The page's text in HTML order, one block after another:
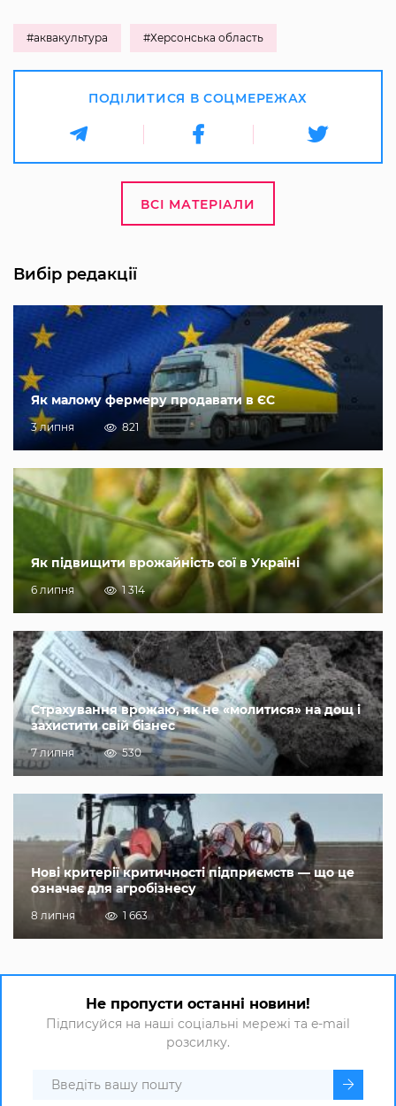
#аквакультура #Херсонська область
ПОДІЛИТИСЯ В СОЦМЕРЕЖАХ
ВСІ МАТЕРІАЛИ
Вибір редакції
Як малому фермеру продавати в ЄС
3 липня 821
Як підвищити врожайність сої в Україні
6 липня 1 314
Страхування врожаю, як не «молитися» на дощ і
захистити свій бізнес
7 липня 530
Нові критерії критичності підприємств — що це
означає для агробізнесу
8 липня 1 663
Не пропусти останні новини!
Підписуйся на наші соціальні мережі та e-mail
розсилку.